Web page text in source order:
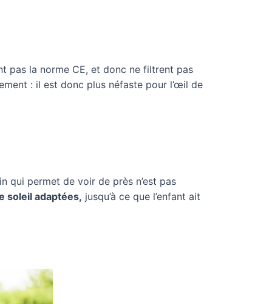
pas la norme CE, et donc ne filtrent pas
: il est donc plus néfaste pour l’œil de
qui permet de voir de près n’est pas
soleil adaptées, jusqu’à ce que l’enfant ait